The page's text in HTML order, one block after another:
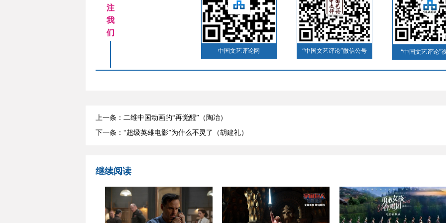
注
我
们
中国文艺评论网 “中国文艺评论”微信公号 “中国文艺评论”
上一条：二维中国动画的“再觉醒”（陶冶）
下一条：“超级英雄电影”为什么不灵了（胡建礼）
继续阅读